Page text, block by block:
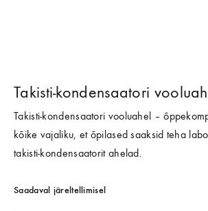
Takisti-kondensaatori
Takisti-kondensaatori vooluahel –
kõike vajaliku, et õpilased saaksid teha
takisti-kondensaatorit ahelad.
Saadaval järeltellimisel